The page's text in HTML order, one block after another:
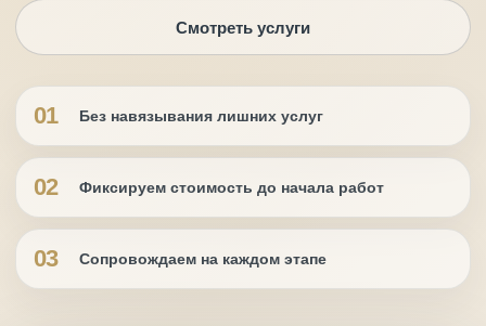
Смотреть услуги
01 Без навязывания лишних услуг
02 Фиксируем стоимость до начала работ
03 Сопровождаем на каждом этапе